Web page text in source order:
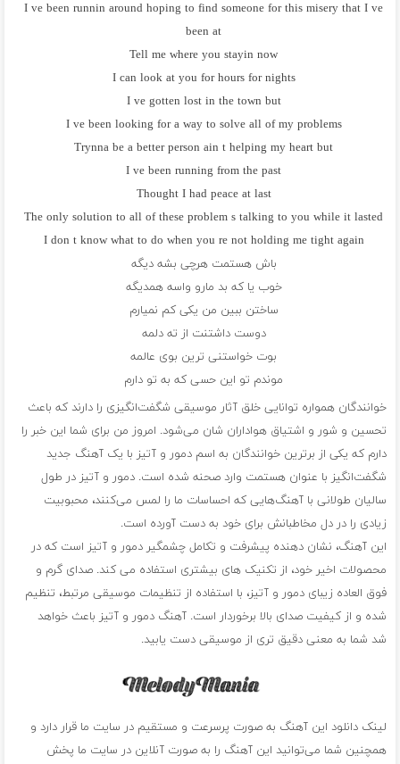
I ve been runnin around hoping to find someone for this misery that I ve
been at
Tell me where you stayin now
I can look at you for hours for nights
I ve gotten lost in the town but
I ve been looking for a way to solve all of my problems
Trynna be a better person ain t helping my heart but
I ve been running from the past
Thought I had peace at last
The only solution to all of these problem s talking to you while it lasted
I don t know what to do when you re not holding me tight again
باش هستمت هرچی بشه دیگه
خوب یا که بد مارو واسه همدیگه
ساختن ببین من یکی کم نمیارم
دوست داشتنت از ته دلمه
بوت خواستنی ترین بوی عالمه
موندم تو این حسی که به تو دارم
خوانندگان همواره توانایی خلق آثار موسیقی شگفت‌انگیزی را دارند که باعث
تحسین و شور و اشتیاق هواداران شان می‌شود. امروز من برای شما این خبر را
دارم که یکی از برترین خوانندگان به اسم دمور و آتیز با یک آهنگ جدید
شگفت‌انگیز با عنوان هستمت وارد صحنه شده است. دمور و آتیز در طول
سالیان طولانی با آهنگ‌هایی که احساسات ما را لمس می‌کنند، محبوبیت
زیادی را در دل مخاطبانش برای خود به دست آورده است.
این آهنگ، نشان دهنده پیشرفت و تکامل چشمگیر دمور و آتیز است که در
محصولات اخیر خود، از تکنیک های بیشتری استفاده می کند. صدای گرم و
فوق العاده زیبای دمور و آتیز، با استفاده از تنظیمات موسیقی مرتبط، تنظیم
شده و از کیفیت صدای بالا برخوردار است. آهنگ دمور و آتیز باعث خواهد
شد شما به معنی دقیق تری از موسیقی دست یابید.
لینک دانلود این آهنگ به صورت پرسرعت و مستقیم در سایت ما قرار دارد و
همچنین شما می‌توانید این آهنگ را به صورت آنلاین در سایت ما پخش